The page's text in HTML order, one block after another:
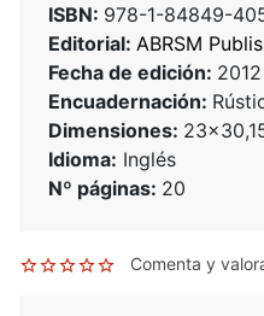
ISBN: 978-1-84849-
Editorial: ABRSM
Fecha de edición: 2012
Encuadernación:
Dimensiones:
Idioma: Inglés
Nº páginas: 20
Comenta y